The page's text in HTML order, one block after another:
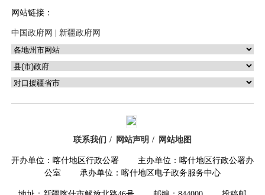
国家标准规定。
（八）喀什市永利源生活用品超市销
售的辣椒，噻虫胺不符合食品安全国家标
准规定。
购买到附件所列的不合格食品，请拨打食
品安全投诉举报电话12315进行投诉举
报。
网站链接：
中国政府网 新疆政府网
联系我们 网站声明 网站地图
开办单位：喀什地区行政公署 主办单位：喀什地区行政公署办
公室 承办单位：喀什地区电子政务服务中心